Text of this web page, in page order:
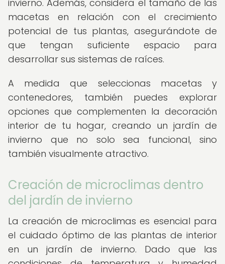
invierno. Además, considera el tamaño de las
macetas en relación con el crecimiento
potencial de tus plantas, asegurándote de
que tengan suficiente espacio para
desarrollar sus sistemas de raíces.
A medida que seleccionas macetas y
contenedores, también puedes explorar
opciones que complementen la decoración
interior de tu hogar, creando un jardín de
invierno que no solo sea funcional, sino
también visualmente atractivo.
Creación de microclimas dentro
del jardín de invierno
La creación de microclimas es esencial para
el cuidado óptimo de las plantas de interior
en un jardín de invierno. Dado que las